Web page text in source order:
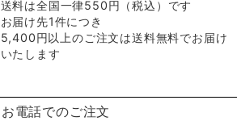
送料は全国一律550円（税込）です
お届け先1件につき
5,400円以上のご注文は送料無料でお届け
いたします
お電話でのご注文